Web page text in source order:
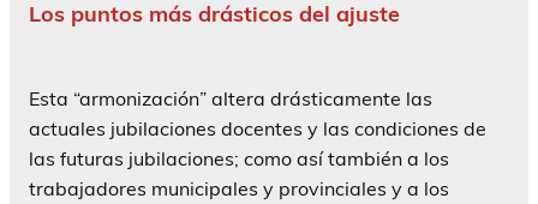
Los puntos más drásticos del ajuste
Esta “armonización” altera drásticamente las
actuales jubilaciones docentes y las condiciones de
las futuras jubilaciones; como así también a los
trabajadores municipales y provinciales y a los